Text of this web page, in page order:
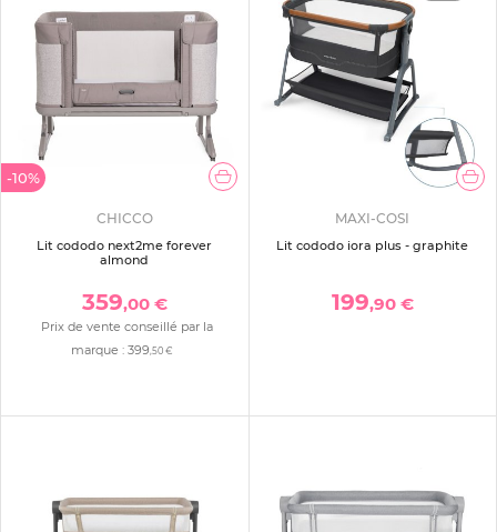
-10%
CHICCO
Lit cododo next2me forever
almond
359,00 €
Prix de vente conseillé par la
marque :399 ,50 €
MAXI-COSI
Lit cododo iora plus - graphite
199,90 €